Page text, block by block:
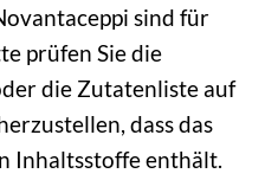
sind für
prüfen Sie die
die Zutatenliste auf
dass das
Inhaltsstoffe enthält.